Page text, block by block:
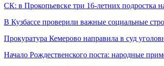
СК: в Прокопьевске три 16-летних подростка
В Кузбассе проверили важные социальные
Прокуратура Кемерово направила в суд
Начало Рождественского поста: народные